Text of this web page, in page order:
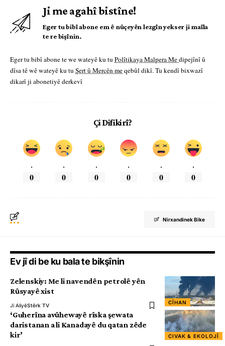
Ji me agahî bistîne!
Eger tu bibî abone em ê nûçeyên lezgîn yekser ji maîla
te re bişînin.
Eger tu bibî abone te we wateyê ku tu Polîtikaya Malpera Medipejînî û
dîsa tê wê wateyê ku tu Şert û Mercên meqebûl dikî. Tu kendî bixwazî
dikarî ji abonetiyê derkevî
Çi Difikirî?
.
0
.
0
.
0
.
0
.
0
.
0
Nirxandinek Bike
Ev jî di be ku bala te bikşînin
CÎHAN
Zelenskiy: Me li navendên petrolê yên
Rûsyayê xist
Ji AliyêStêrk TV
CIVAK & EKOLOJÎ
‘Guherîna avûhewayê rîska şewata
daristanan a li Kanadayê du qatan zêde
kir’